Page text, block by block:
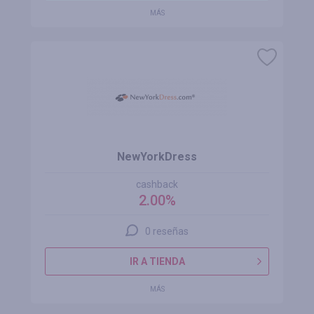
MÁS
NewYorkDress
cashback
2.00%
0 reseñas
IR A TIENDA
MÁS